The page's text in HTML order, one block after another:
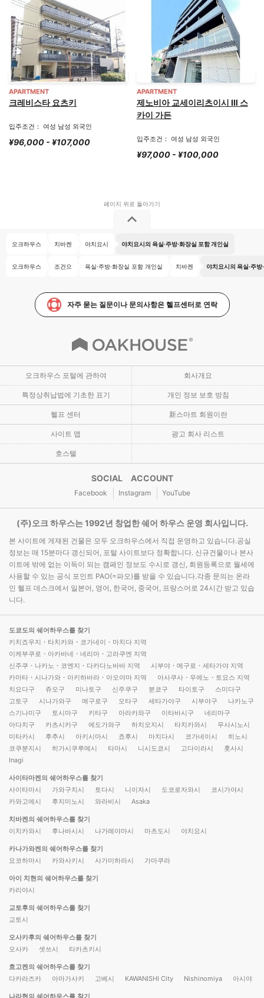
APARTMENT
크레비스타 요츠키
입주조건： 여성 남성 외국인
¥96,000 - ¥107,000
APARTMENT
제노비아 교세이리츠이시 Ⅲ 스
카이 가든
입주조건： 여성 남성 외국인
¥97,000 - ¥100,000
오크하우스 치바켄 야치요시 야치요시의 욕실·주방·화장실 포함 개인실
오크하우스 조건으 욕실·주방·화장실 포함 개인실 치바켄 야치요시의 욕실·주
자주 묻는 질문이나 문의사항은 헬프센터로 연락
오크하우스 포털에 관하여 회사개요
특정상취납법에 기초한 표기 개인 정보 보호 방침
헬프 센터 新스마트 회원이란
사이트 맵 광고 회사 리스트
호스텔
SOCIAL ACCOUNT
Facebook Instagram YouTube
(주)오크 하우스는 1992년 창업한 쉐어 하우스 운영 회사입니다.
본 사이트에 게재된 건물은 모두 오크하우스에서 직접 운영하고 있습니다.공실
정보는 매 15분마다 갱신되어, 포털 사이트보다 정확합니다. 신규건물이나 본사
이트에 밖에 없는 이득이 되는 캠페인 정보도 수시로 갱신, 회원등록으로 월세에
사용할 수 있는 공식 포인트 PAO(=파오)를 받을 수 있습니다.각종 문의는 온라
인 헬프 데스크에서 일본어, 영어, 한국어, 중국어, 프랑스어로 24시간 받고 있습
니다.
도쿄도의 쉐어하우스를 찾기
키치죠우지・타치카와・코가네이・마치다 지역
이케부쿠로・아카바네・네리마・고라쿠엔 지역
신주쿠・나카노・코엔지・다카다노바바 지역
시부야・메구로・세타가야 지역
카마타・시나가와・아키하바라・아오야마 지역
아사쿠사・우에노・토요스 지역
치요다구
쥬오구 미나토구 신주쿠구 분쿄구 타이토구
스미다구
고토구
시나가와구 메구로구 오타구 세타가야구 시부야구
나카노구
스기나미구
토시마구 키타구 아라카와구 이타바시구
네리마구
아다치구
카츠시카구 에도가와구 하치오지시 타치카와시
무사시노시
미타카시
후추시 아키시마시 쵸후시 마치다시 코가네이시
히노시
코쿠분지시
히가시쿠루메시 타마시 니시도쿄시 고다이라시
훗사시
Inagi
사이타마켄의 쉐어하우스를 찾기
사이타마시
가와구치시 토다시 니이자시 도코로자와시
코시가야시
카와고에시
후지미노시 와라비시 Asaka
치바켄의 쉐어하우스를 찾기
이치카와시
후나바시시 나가레야마시 마츠도시 야치요시
카나가와켄의 쉐어하우스를 찾기
요코하마시
카와사키시 사가미하라시 가마쿠라
아이 치현의 쉐어하우스를 찾기
카리야시
교토후의 쉐어하우스를 찾기
교토시
오사카후의 쉐어하우스를 찾기
오사카
셋쓰시 타카츠키시
효고켄의 쉐어하우스를 찾기
다카라즈카
아마가사키 고베시 KAWANISHI City Nishinomiya 아시야